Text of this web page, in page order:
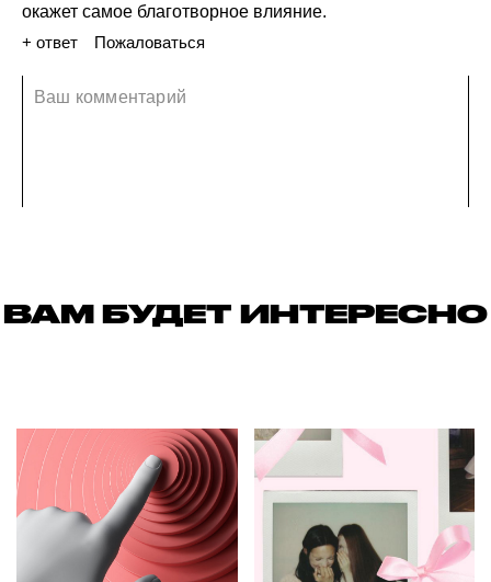
окажет самое благотворное влияние.
+ ответ
Пожаловаться
ВАМ БУДЕТ ИНТЕРЕСНО